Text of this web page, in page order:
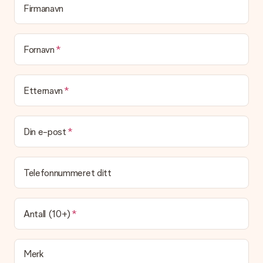
vet mottakeren nøyaktig hvem han eller hun har å takke for
den flotte overraskelsen.
Blir gaven min pakket inn?
(Foreløpig) tilbyr vi ikke denne tjenesten. Vi leverer våre gaver
Leveringstid, leveringsalternativer og frakt
Kan jeg velge en leveringsdato?
Det er ikke mulig å velge en bestemt leveringsdato.
Leveringstiden er indikert på produktsiden til gaven. Du kan
stole på at vår operatør leverer gaven din denne dagen.
Hvilke leveringsalternativer kan jeg velge mellom?
For tiden er det ikke mulig å velge et leveringsalternativ.
Gaven du bestiller sendes enten som en pakke eller som
postbokslevering. Vil du vite hvilket alternativ bestillingen din
faller inn under? Ta kontakt med vår kundeservice.
Firmanavn
Fornavn
Etternavn
Din e-post
Telefonnummeret ditt
Antall (10+)
Merk